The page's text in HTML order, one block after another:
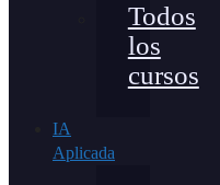
Todos
los
cursos
IA
Aplicada